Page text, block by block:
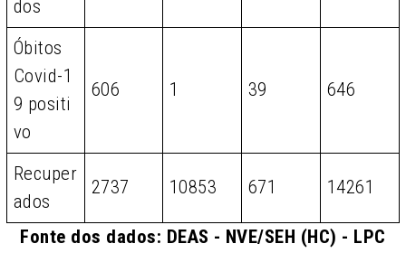
dos
Óbitos
Covid-1
9 positi
vo
606 1 39 646
Recuper
ados
2737 10853 671 14261
Fonte dos dados: DEAS - NVE/SEH (HC) - LPC